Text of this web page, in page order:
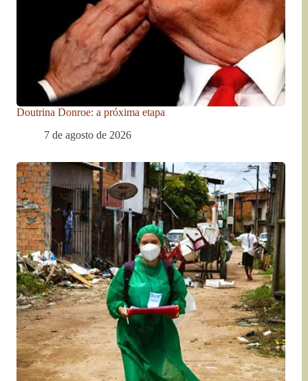
Doutrina Donroe: a próxima etapa
7 de agosto de 2026